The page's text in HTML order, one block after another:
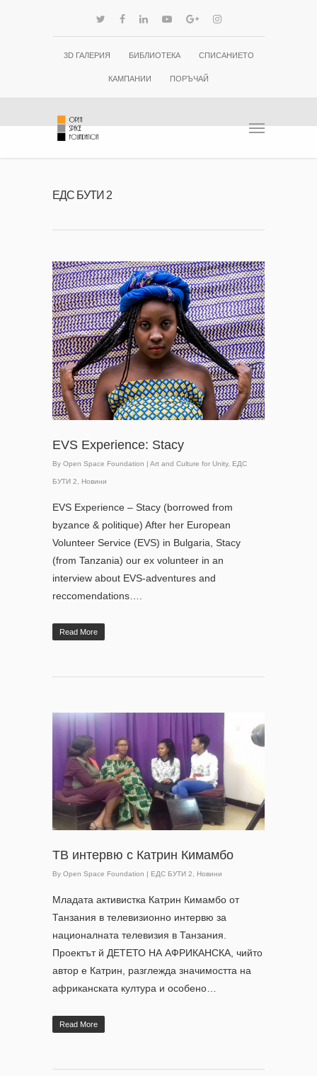
3D ГАЛЕРИЯ БИБЛИОТЕКА СПИСАНИЕТО
КАМПАНИИ ПОРЪЧАЙ
ЕДС БУТИ 2
EVS Experience: Stacy
By Open Space Foundation | Art and Culture for Unity, ЕДС
БУТИ 2 Новини
EVS Experience – Stacy (borrowed from
byzance & politique) After her European
Volunteer Service (EVS) in Bulgaria, Stacy
(from Tanzania) our ex volunteer in an
interview about EVS-adventures and
reccomendations….
Read More
ТВ интервю с Катрин Кимамбо
By Open Space Foundation ЕДС БУТИ 2, Новини
Младата активистка Катрин Кимамбо от
Танзания в телевизионно интервю за
националната телевизия в Танзания.
Проектът й ДЕТЕТО НА АФРИКАНСКА, чийто
автор е Катрин, разглежда значимостта на
африканската култура и особено…
Read More